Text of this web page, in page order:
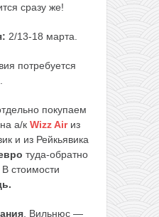
сразу же!
2/13-18 марта.
потребуется
покупаем
а/к Wizz Air из
и из Рейкьявика
туда-обратно
стоимости
, Вильнюс —